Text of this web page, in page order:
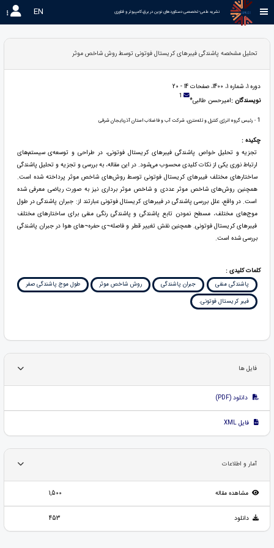
نشریه علمی-تخصصی دستاوردهای نوین در برق،کامپیوتر و فناوری EN
تحلیل مشخصه پاشندگی فیبرهای کریستال فوتونی توسط روش شاخص موثر
دوره 1، شماره 1، 1400، صفحات 14 - 20
نویسندگان :امیرحسن طالبی* 1
1 - رئیس گروه انرژی کنترل و تله‌متری، شرکت آب و فاضلاب استان آذربایجان شرقی
چکیده :
تجزیه و تحلیل خواص پاشندگی فیبرهای کریستال فوتونی، در طراحی و توسعه‌ی سیستم‌های
ارتباط نوری یکی از نکات کلیدی محسوب می‌شود. در این مقاله، به بررسی و تجزیه و تحلیل پاشندگی
ساختارهای مختلف فیبرهای کریستال فوتونی توسط روش‌های شاخص موثر پرداخته شده است.
همچنین روش‌های شاخص موثر عددی و شاخص موثر برداری نیز به صورت ریاضی معرفی شده
است. در واقع، علل بررسی پاشندگی در فیبرهای کریستال فوتونی عبارتند از: جبران پاشندگی در طول
موج‌های مختلف، مسطح نمودن تابع پاشندگی و پاشندگی رنگی منفی برای ساختارهای مختلف
فیبرهای کریستال فوتونی. همچنین نقش تغییر قطر و فاصله¬ی حفره¬های هوا در جبران پاشندگی
بررسی شده است.
کلمات کلیدی :
پاشندگی منفی
جبران پاشندگی روش شاخص موثر
طول موج پاشندگی صفر
فیبر کریستال فوتونی.
فایل ها
دانلود (PDF)
فایل XML
آمار و اطلاعات
مشاهده مقاله 1,500
دانلود 453